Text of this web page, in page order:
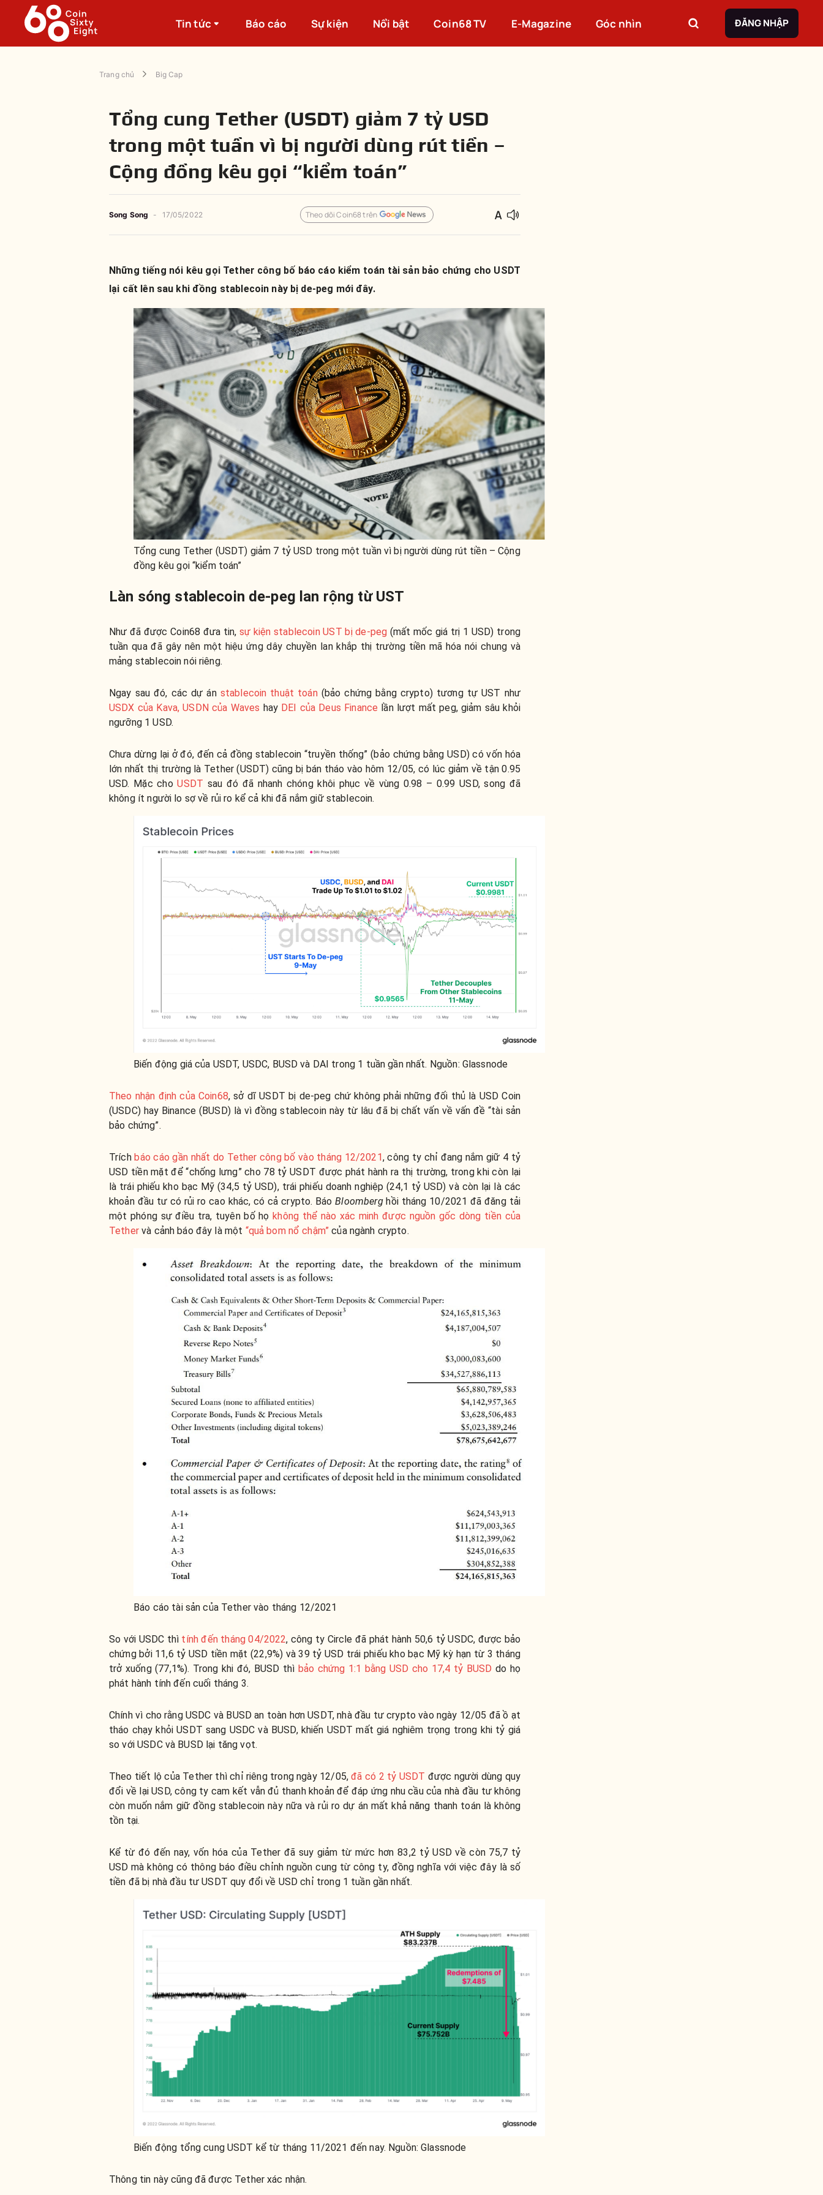
Tin tức Báo cáo Sự kiện Nổi bật Coin68 TV E-Magazine Góc nhìn ĐĂNG NHẬP
Trang chủ Big Cap
Tổng cung Tether (USDT) giảm 7 tỷ USD
trong một tuần vì bị người dùng rút tiền –
Cộng đồng kêu gọi “kiểm toán”
Song Song - 17/05/2022 Theo dõi Coin68 trên
Những tiếng nói kêu gọi Tether công bố báo cáo kiểm toán tài sản bảo chứng cho USDT
lại cất lên sau khi đồng stablecoin này bị de-peg mới đây.
Tổng cung Tether (USDT) giảm 7 tỷ USD trong một tuần vì bị người dùng rút tiền – Cộng
đồng kêu gọi “kiểm toán”
Làn sóng stablecoin de-peg lan rộng từ UST
Như đã được Coin68 đưa tin,sự kiện stablecoin UST bị de-peg (mất mốc giá trị 1 USD) trong
tuần qua đã gây nên một hiệu ứng dây chuyền lan khắp thị trường tiền mã hóa nói chung và
mảng stablecoin nói riêng.
Ngay sau đó, các dự án stablecoin thuật toán(bảo chứng bằng crypto) tương tự UST như
USDX của Kava, USDN của Waves hay DEI của Deus Finance lần lượt mất peg, giảm sâu khỏi
ngưỡng 1 USD.
Chưa dừng lại ở đó, đến cả đồng stablecoin “truyền thống” (bảo chứng bằng USD) có vốn hóa
lớn nhất thị trường là Tether (USDT) cũng bị bán tháo vào hôm 12/05, có lúc giảm về tận 0.95
USD. Mặc choUSDT sau đó đã nhanh chóng khôi phục về vùng 0.98 – 0.99 USD, song đã
không ít người lo sợ về rủi ro kể cả khi đã nắm giữ stablecoin.
Biến động giá của USDT, USDC, BUSD và DAI trong 1 tuần gần nhất. Nguồn: Glassnode
Theo nhận định của Coin68, sở dĩ USDT bị de-peg chứ không phải những đối thủ là USD Coin
(USDC) hay Binance (BUSD) là vì đồng stablecoin này từ lâu đã bị chất vấn về vấn đề “tài sản
bảo chứng”.
Tríchbáo cáo gần nhất do Tether công bố vào tháng 12/2021, công ty chỉ đang nắm giữ 4 tỷ
USD tiền mặt để “chống lưng” cho 78 tỷ USDT được phát hành ra thị trường, trong khi còn lại
là trái phiếu kho bạc Mỹ (34,5 tỷ USD), trái phiếu doanh nghiệp (24,1 tỷ USD) và còn lại là các
khoản đầu tư có rủi ro cao khác, có cả crypto. BáoBloomberghồi tháng 10/2021 đã đăng tải
một phóng sự điều tra, tuyên bố họkhông thể nào xác minh được nguồn gốc dòng tiền của
Tethervà cảnh báo đây là một “quả bom nổ chậm” của ngành crypto.
Báo cáo tài sản của Tether vào tháng 12/2021
So với USDC thì tính đến tháng 04/2022, công ty Circle đã phát hành 50,6 tỷ USDC, được bảo
chứng bởi 11,6 tỷ USD tiền mặt (22,9%) và 39 tỷ USD trái phiếu kho bạc Mỹ kỳ hạn từ 3 tháng
trở xuống (77,1%). Trong khi đó, BUSD thì bảo chứng 1:1 bằng USD cho 17,4 tỷ BUSD do họ
phát hành tính đến cuối tháng 3.
Chính vì cho rằng USDC và BUSD an toàn hơn USDT, nhà đầu tư crypto vào ngày 12/05 đã ồ ạt
tháo chạy khỏi USDT sang USDC và BUSD, khiến USDT mất giá nghiêm trọng trong khi tỷ giá
so với USDC và BUSD lại tăng vọt.
Theo tiết lộ của Tether thì chỉ riêng trong ngày 12/05,đã có 2 tỷ USDT được người dùng quy
đổi về lại USD, công ty cam kết vẫn đủ thanh khoản để đáp ứng nhu cầu của nhà đầu tư không
còn muốn nắm giữ đồng stablecoin này nữa và rủi ro dự án mất khả năng thanh toán là không
tồn tại.
Kể từ đó đến nay, vốn hóa của Tether đã suy giảm từ mức hơn 83,2 tỷ USD về còn 75,7 tỷ
USD mà không có thông báo điều chỉnh nguồn cung từ công ty, đồng nghĩa với việc đây là số
tiền đã bị nhà đầu tư USDT quy đổi về USD chỉ trong 1 tuần gần nhất.
Biến động tổng cung USDT kể từ tháng 11/2021 đến nay. Nguồn: Glassnode
Thông tin này cũng đã được Tether xác nhận.